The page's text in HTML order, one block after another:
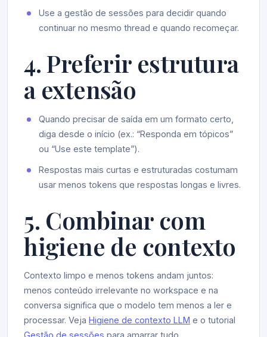
Use a gestão de sessões para decidir quando
continuar no mesmo thread e quando recomeçar.
4. Preferir estrutura
a extensão
Quando precisar de saída em um formato certo,
diga desde o início (ex.: “Responda em tópicos”
ou “Use este template”).
Respostas mais curtas e estruturadas costumam
usar menos tokens que respostas longas e livres.
5. Combinar com
higiene de contexto
Contexto limpo e menos tokens andam juntos:
menos conteúdo irrelevante no workspace e na
conversa significa que o modelo tem menos a ler e
processar. VejaHigiene de contexto LLM e o tutorial
Gestão de sessões para amarrar tudo.